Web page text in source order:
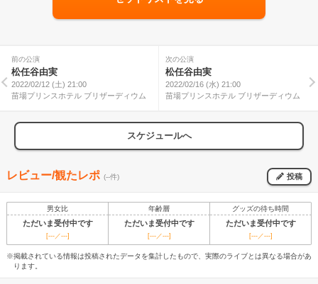
前の公演
松任谷由実
2022/02/12 (土) 21:00
苗場プリンスホテル ブリザーディウム
次の公演
松任谷由実
2022/02/16 (水) 21:00
苗場プリンスホテル ブリザーディウム
スケジュールへ
レビュー/観たレポ (--件) 投稿
男女比 年齢層 グッズの待ち時間
ただいま受付中です ただいま受付中です ただいま受付中です
[---／---] [---／---] [---／---]
※掲載されている情報は投稿されたデータを集計したもので、実際のライブとは異なる場合があ
ります。